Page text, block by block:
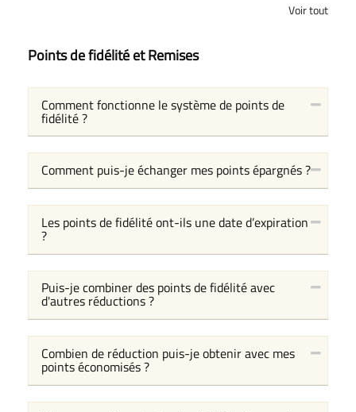
Voir tout
Points de fidélité et Remises
Comment fonctionne le système de points de
fidélité ?
Comment puis-je échanger mes points épargnés ?
Les points de fidélité ont-ils une date d’expiration
?
Puis-je combiner des points de fidélité avec
d'autres réductions ?
Combien de réduction puis-je obtenir avec mes
points économisés ?